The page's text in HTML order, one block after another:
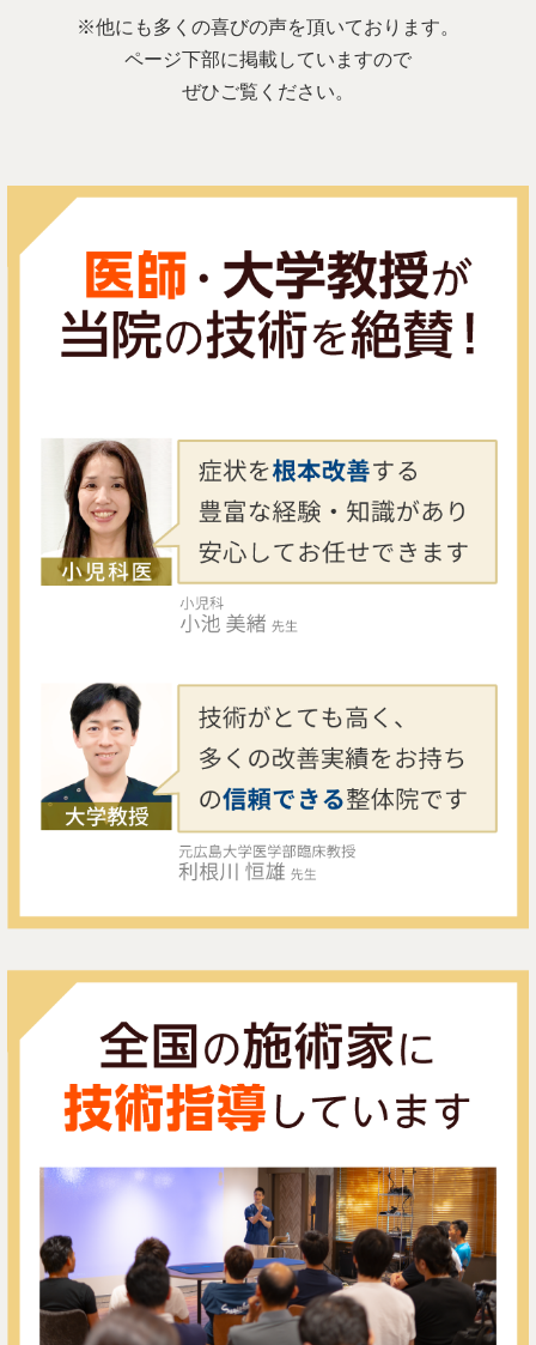
※他にも多くの喜びの声を頂いております。
ページ下部に掲載していますので
ぜひご覧ください。